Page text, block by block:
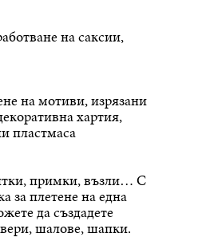
на саксии,
на мотиви, изрязани
хартия,
пластмаса
примки, възли… С
за плетене на една
да създадете
шалове, шапки.